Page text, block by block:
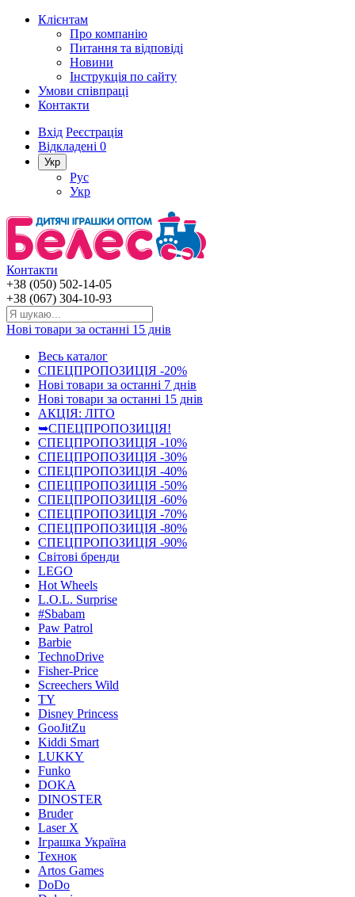
Клієнтам
Про компанію
Питання та відповіді
Новини
Інструкція по сайту
Умови співпраці
Контакти
Вхід Реєстрація
Відкладені 0
Укр
Рус
Укр
Контакти
+38 (050) 502-14-05
+38 (067) 304-10-93
Нові товари за останнi 15 днiв
Весь каталог
СПЕЦПРОПОЗИЦІЯ -20%
Нові товари за останнi 7 днiв
Нові товари за останнi 15 днiв
АКЦІЯ: ЛІТО
➥СПЕЦПРОПОЗИЦІЯ!
СПЕЦПРОПОЗИЦІЯ -10%
СПЕЦПРОПОЗИЦІЯ -30%
СПЕЦПРОПОЗИЦІЯ -40%
СПЕЦПРОПОЗИЦІЯ -50%
СПЕЦПРОПОЗИЦІЯ -60%
СПЕЦПРОПОЗИЦІЯ -70%
СПЕЦПРОПОЗИЦІЯ -80%
СПЕЦПРОПОЗИЦІЯ -90%
Світові бренди
LEGO
Hot Wheels
L.O.L. Surprise
#Sbabam
Paw Patrol
Barbie
TechnoDrive
Fisher-Price
Screechers Wild
TY
Disney Princess
GooJitZu
Kiddi Smart
LUKKY
Funko
DOKA
DINOSTER
Bruder
Laser X
Іграшка Україна
Технок
Artos Games
DoDo